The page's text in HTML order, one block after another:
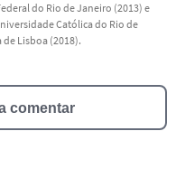
do Rio de Janeiro (2013) e
Católica do Rio de
Lisboa (2018).
comentar